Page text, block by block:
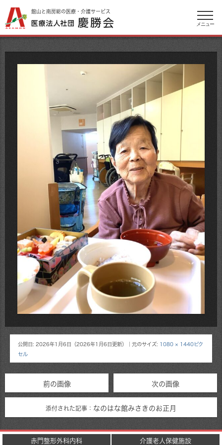
館山と南房総の医療・介護サービス
メニュー
公開日: 2026年1月6日 （2026年1月6日更新） ｜元のサイズ: 1080 × 1440ピク
セル
前の画像 次の画像
添付された記事： なのはな館みさきのお正月
赤門整形外科内科 介護老人保健施設